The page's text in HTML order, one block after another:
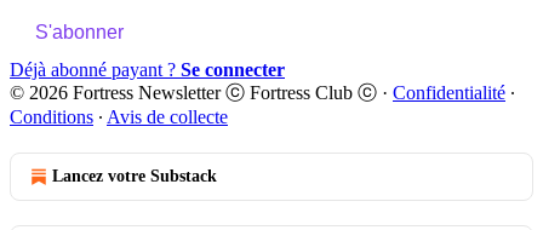
S'abonner
Déjà abonné payant ? Se connecter
© 2026 Fortress Newsletter ⓒ Fortress Club ⓒ · Confidentialité ∙
Conditions ∙ Avis de collecte
Lancez votre Substack